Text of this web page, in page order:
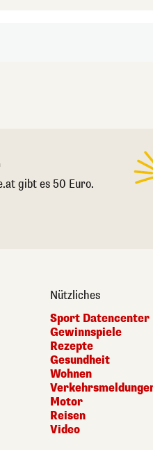
gibt es 50 Euro.
Nützliches
Sport Datencenter
Gewinnspiele
Rezepte
Gesundheit
Wohnen
Motor
Reisen
Video